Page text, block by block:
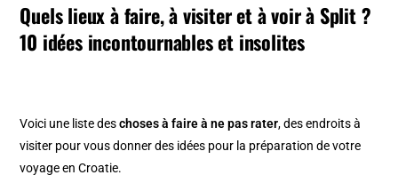
Quels lieux à faire, à visiter et à voir à Split ?
10 idées incontournables et insolites
Voici une liste deschoses à faire à ne pas rater, des endroits à
visiter pour vous donner des idées pour la préparation de votre
voyage en Croatie.